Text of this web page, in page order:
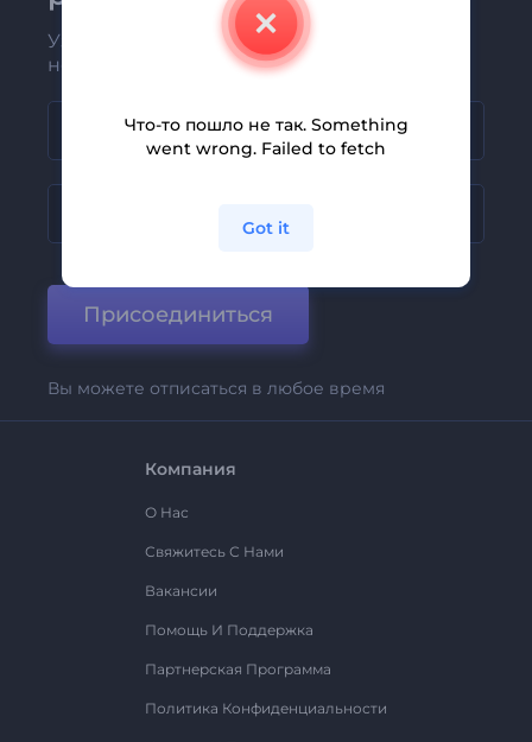
Узнавайте о последних новостях и
новых предложениях первыми
Присоединиться
Вы можете отписаться в любое время
Компания
О Нас
Свяжитесь С Нами
Вакансии
Помощь И Поддержка
Партнерская Программа
Политика Конфиденциальности
Что-то пошло не так. Something
went wrong. Failed to fetch
Got it